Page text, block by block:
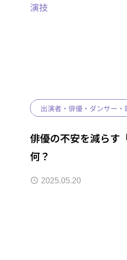
演技
出演者・俳優・ダンサー・
俳優の不安を減らす
何？
2025.05.20